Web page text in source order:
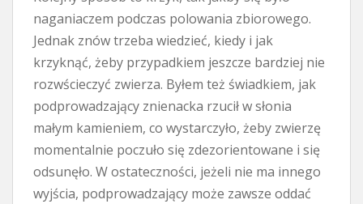
naganiaczem podczas polowania zbiorowego.
Jednak znów trzeba wiedzieć, kiedy i jak
krzyknąć, żeby przypadkiem jeszcze bardziej nie
rozwścieczyć zwierza. Byłem też świadkiem, jak
podprowadzający znienacka rzucił w słonia
małym kamieniem, co wystarczyło, żeby zwierzę
momentalnie poczuło się zdezorientowane i się
odsunęło. W ostateczności, jeżeli nie ma innego
wyjścia, podprowadzający może zawsze oddać